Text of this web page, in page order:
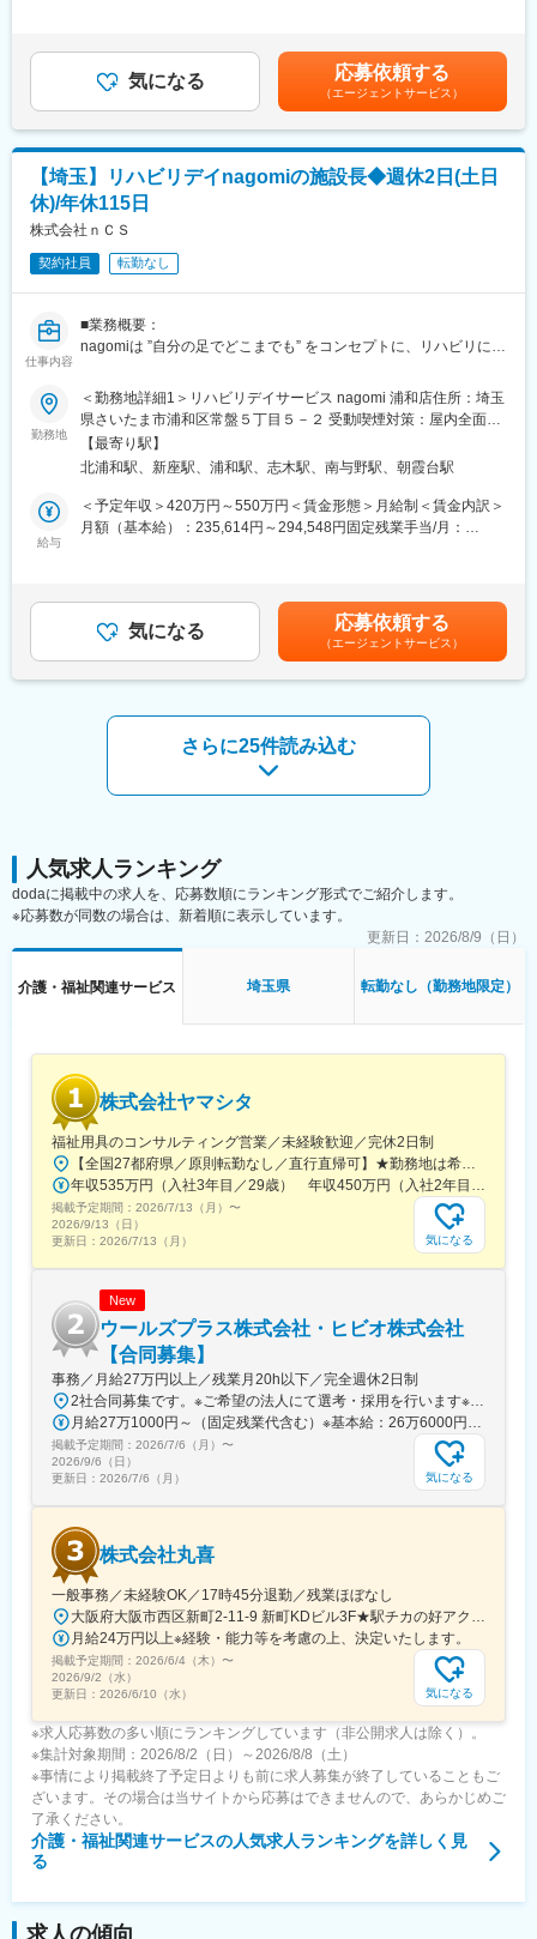
性、積極性を重視しており、「まずはやってみる」「周囲が困っ
ていたら自発的にサポートできる」人が評価される組織です。ま
た、分からない事があれば質問や相談に乗ってくれる仲間が多い
■募集の背景：
今回、これまで大阪本社集約で行っていた営業事務部門を関東支
店でも立ち上げる事となりそのメンバーを募集いたします。2025
年10月より部門が稼働しておりますので、関東支店にて研修を受
けていただいた後、先輩社員とともに業務にあたっていただきま
す。
変更の範囲：会社の定める業務
薬管理
・ターミナルケアや認知症看護、カテーテル・呼吸器の管理
・ご家族への療養指導や相談対応
・訪問エリアはさいたま市、春日部市、越谷市、川口市、上尾市
ほか
・1日の訪問件数は平均5～6件、1件30分～1時間程度
■組織構成：
管理者1名・看護師2名の少数精鋭体制。今後さらに拠点・スタッ
■業務の魅力：
間体制でございますが、基本的に日勤ですので働きやすい環境で
す。直行直帰や社用車利用もでき、柔軟な働き方が可能。スタッ
フ同士の連携も良く、困った時はすぐに相談できる温かいチーム
です。
■教育体制／キャリアパス：：
入社後は先輩看護師の指導のもと、業務フローや訪問看護の基礎
す。新規事業所の立ち上げなど多様な経験が積めます。
■企業の特徴／魅力：
福祉・医療サービスを通して地域に貢献しています。
変更の範囲：無
年収はあくまでも目安の金額であり、年齢やスキルに応じて上下
する可能性があります。■昇給あり：業績、貢献度による■賞与あ
り：業績、貢献度による賃金はあくまでも目安の金額であり、選
考を通じて上下する可能性があります。月給(月額)は固定手当を含
めた表記です。
気になる 応募依頼する
（エージェントサービス）
【埼玉】リハビリデイnagomiの施設長◆週休2日(土日
休)/年休115日
株式会社ｎＣＳ
契約社員 転勤なし
仕事内容
■業務概要：
nagomiは ”自分の足でどこまでも” をコンセプトに、リハビリに特
～店舗責任者として店舗運営とマネジメントをご担当いただきま
す～
店舗スタッフと共にご利用者の健康維持・改善に向けて信頼関係
を築き、顧客獲得のための営業活動や売上管理、運営をおまかせ
します。
■業務詳細：
・ケアマネジャー様へのサービス報告、営業活動
・フロア見守りや補助、ご利用者様とのコミュニケーション
・店舗管理業務全般、請求業務等
平均年齢30歳と若い組織で、中には20代の施設長も珍しくありま
明るく活気ある雰囲気の中、楽しく仕事をしています。
■充実した教育・研修体制：
します。
「企業理念」「コンプライアンス」「nagomi誕生秘話」「介護保
険制度知識」「身体の仕組み」等、介護保険に関する基本知識や
介護技術、リハビリプログラムやその他業務に関する知識を学ん
でいただけます。
◇その他の研修制度
・eラーニング動画研修
・認知症介護基礎研修
等
◇資格取得支援制度
介護資格無資格の方も資格取得支援制度を通じて取得することが
出来ます。
変更の範囲：会社の定める業務
勤務地
＜勤務地詳細1＞リハビリデイサービス nagomi 浦和店住所：埼玉
県さいたま市浦和区常盤５丁目５－２ 受動喫煙対策：屋内全面禁
煙＜勤務地詳細2＞リハビリデイサービス nagomi 新座店住所：埼
玉県新座市野火止3-7-8 受動喫煙対策：屋内全面禁煙変更の範囲：
【最寄り駅】
北浦和駅、新座駅、浦和駅、志木駅、南与野駅、朝霞台駅
給与
＜予定年収＞420万円～550万円＜賃金形態＞月給制＜賃金内訳＞
月額（基本給）：235,614円～294,548円固定残業手当/月：
年2回(9月・3月/年間約2ヶ月分)※業績・評価による賃金はあくま
でも目安の金額であり、選考を通じて上下する可能性がありま
す。月給(月額)は固定手当を含めた表記です。
気になる 応募依頼する
（エージェントサービス）
さらに25件読み込む
人気求人ランキング
dodaに掲載中の求人を、応募数順にランキング形式でご紹介します。
※応募数が同数の場合は、新着順に表示しています。
更新日： 2026/8/9（日）
介護・福祉関連サービス 埼玉県 転勤なし（勤務地限定）
株式会社ヤマシタ
福祉用具のコンサルティング営業／未経験歓迎／完休2日制
掲載予定期間： 2026/7/13（月） 〜
2026/9/13（日）
更新日： 2026/7/13（月） 気になる
New
ウールズプラス株式会社・ヒビオ株式会社
【合同募集】
事務／月給27万円以上／残業月20h以下／完全週休2日制
掲載予定期間： 2026/7/6（月） 〜
2026/9/6（日）
更新日： 2026/7/6（月） 気になる
株式会社丸喜
一般事務／未経験OK／17時45分退勤／残業ほぼなし
月給24万円以上※経験・能力等を考慮の上、決定いたします。
掲載予定期間： 2026/6/4（木） 〜
2026/9/2（水）
更新日： 2026/6/10（水） 気になる
※求人応募数の多い順にランキングしています（非公開求人は除く）。
※集計対象期間：2026/8/2（日）～2026/8/8（土）
※事情により掲載終了予定日よりも前に求人募集が終了していることもご
ざいます。その場合は当サイトから応募はできませんので、あらかじめご
了承ください。
介護・福祉関連サービスの人気求人ランキングを詳しく見
る
求人の傾向